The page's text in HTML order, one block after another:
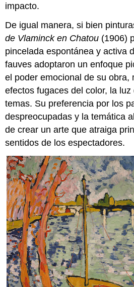
impacto.
De igual manera, si bien
de Vlaminck en Chatou (1906)
pincelada espontánea y activa
fauves adoptaron un enfoque
el poder emocional de su obra,
efectos fugaces del color, la
temas. Su preferencia por los
despreocupadas y la temática
de crear un arte que atraiga
sentidos de los espectadores.